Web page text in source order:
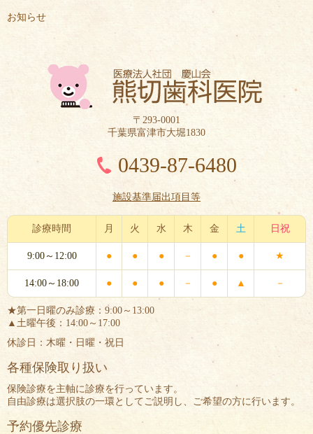
お知らせ
〒293-0001
千葉県富津市大堀1830
0439-87-6480
施設基準届出項目等
診療時間 月 火 水 木 金 土 日祝
9:00～12:00 ● ● ● － ● ● ★
14:00～18:00 ● ● ● － ● ▲ －
★第一日曜のみ診療：9:00～13:00
▲土曜午後：14:00～17:00
休診日：木曜・日曜・祝日
各種保険取り扱い
保険診療を主軸に診療を行っています。
自由診療は選択肢の一環としてご説明し、ご希望の方に行います。
予約優先診療